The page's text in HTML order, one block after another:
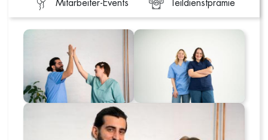
Mitarbeiter-Events
Teildienstprämie